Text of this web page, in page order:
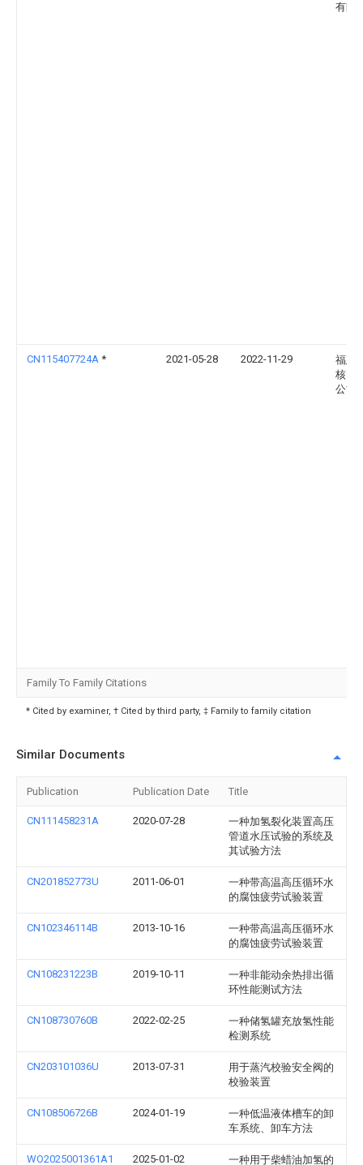
有限
CN115407724A * 2021-05-28 2022-11-29
福建
核电
公司
Family To Family Citations
* Cited by examiner, † Cited by third party, ‡ Family to family citation
Similar Documents
Publication Publication Date Title
CN111458231A 2020-07-28
一种加氢裂化装置高压
管道水压试验的系统及
其试验方法
CN201852773U 2011-06-01
一种带高温高压循环水
的腐蚀疲劳试验装置
CN102346114B 2013-10-16
一种带高温高压循环水
的腐蚀疲劳试验装置
CN108231223B 2019-10-11
一种非能动余热排出循
环性能测试方法
CN108730760B 2022-02-25
一种储氢罐充放氢性能
检测系统
CN203101036U 2013-07-31
用于蒸汽校验安全阀的
校验装置
CN108506726B 2024-01-19
一种低温液体槽车的卸
车系统、卸车方法
WO2025001361A1 2025-01-02 一种用于柴蜡油加氢的